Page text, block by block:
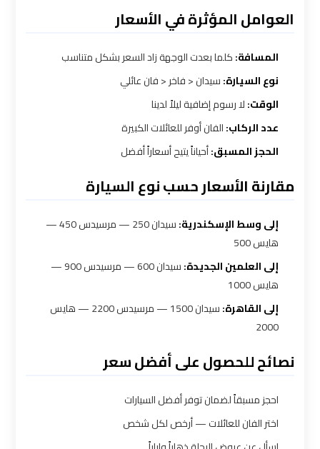
العوامل المؤثرة في الأسعار
المسافة:كلما بعدت الوجهة زاد السعر بشكل متناسب
نوع السيارة:سيدان < فاخر < فان عائلي
الوقت:لا رسوم إضافية ليلاً لدينا
عدد الركاب:الفان أوفر للعائلات الكبيرة
الحجز المسبق:أحياناً يتيح أسعاراً أفضل
مقارنة الأسعار حسب نوع السيارة
إلى وسط الإسكندرية:
سيدان 250 — مرسيدس 450 —
هايس 500
إلى العلمين الجديدة:
سيدان 600 — مرسيدس 900 —
هايس 1000
إلى القاهرة:
سيدان 1500 — مرسيدس 2200 — هايس
2000
نصائح للحصول على أفضل سعر
احجز مسبقاً لضمان توفر أفضل السيارات
اختر الفان للعائلات — أرخص لكل شخص
اسكندرية
الإسكندرية
الاسكندرية
ليموزين
الاسكندريه